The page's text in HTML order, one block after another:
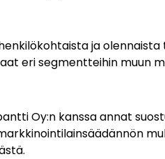
ja
eri segmentteihin muun
Oy:n kanssa annat